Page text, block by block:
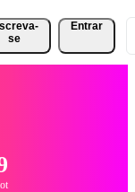
se
Entrar